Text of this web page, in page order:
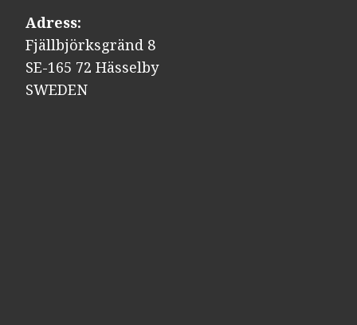
Adress:
Fjällbjörksgränd 8
SE-165 72 Hässelby
SWEDEN